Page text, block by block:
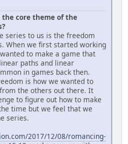
core theme of the
series to us is the freedom
When we first started working
to make a game that
paths and linear
in games back then.
is how we wanted to
the others out there. It
to figure out how to make
time but we feel that we
series.
2017/12/08/romancing-